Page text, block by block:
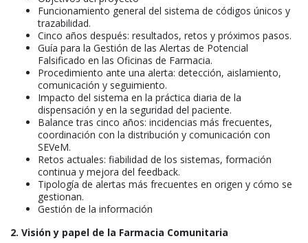
Funcionamiento general del sistema de códigos únicos y
trazabilidad.
Cinco años después: resultados, retos y próximos pasos.
Guía para la Gestión de las Alertas de Potencial
Falsificado en las Oficinas de Farmacia.
Procedimiento ante una alerta: detección, aislamiento,
comunicación y seguimiento.
Impacto del sistema en la práctica diaria de la
dispensación y en la seguridad del paciente.
Balance tras cinco años: incidencias más frecuentes,
coordinación con la distribución y comunicación con
SEVeM.
Retos actuales: fiabilidad de los sistemas, formación
continua y mejora del feedback.
Tipología de alertas más frecuentes en origen y cómo se
gestionan.
Gestión de la información
2. Visión y papel de la Farmacia Comunitaria